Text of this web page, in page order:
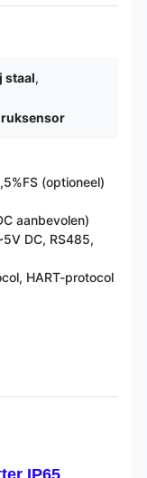
staal,
(optioneel)
aanbevolen)
DC, RS485,
HART-protocol
IP65